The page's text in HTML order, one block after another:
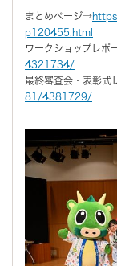
まとめページ→
p120455.html
ワークショップレポ
4321734/
最終審査会・表彰式
81/4381729/